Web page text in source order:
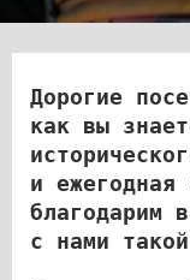
Дорогие
как вы
и
благодарим
с нами